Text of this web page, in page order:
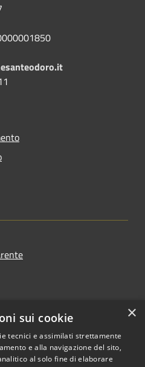
×
sui cookie
tecnici e assimilati strettamente
e alla navigazione del sito,
al solo fine di elaborare